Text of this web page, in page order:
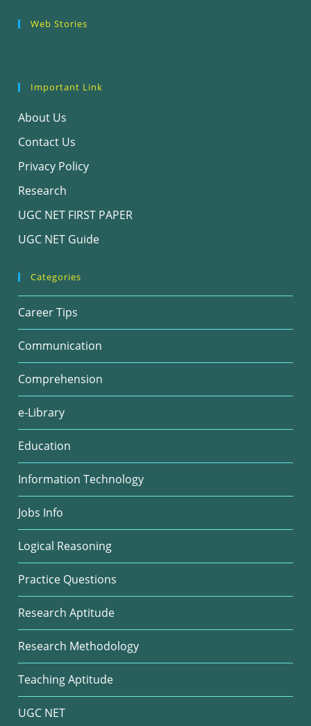
Web Stories
Ethics (शोध
Important Link
About Us
Contact Us
Privacy Policy
Research
UGC NET FIRST PAPER
UGC NET Guide
Categories
Career Tips
Communication
Comprehension
e-Library
Education
Information Technology
Jobs Info
Logical Reasoning
Practice Questions
Research Aptitude
Research Methodology
Teaching Aptitude
UGC NET